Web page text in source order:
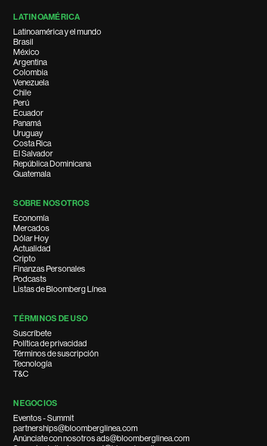
LATINOAMÉRICA
Latinoamérica y el mundo
Brasil
México
Argentina
Colombia
Venezuela
Chile
Perú
Ecuador
Panamá
Uruguay
Costa Rica
El Salvador
República Dominicana
Guatemala
SOBRE NOSOTROS
Economía
Mercados
Dólar Hoy
Actualidad
Cripto
Finanzas Personales
Podcasts
Listas de Bloomberg Línea
TÉRMINOS DE USO
Suscríbete
Política de privacidad
Términos de suscripción
Tecnología
T&C
NEGOCIOS
Eventos - Summit
partnerships@bloomberglinea.com
Anúnciate con nosotros ads@bloomberglinea.com